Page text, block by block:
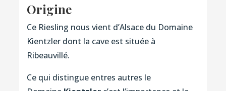
Origine
Ce Riesling nous vient d’Alsace du Domaine
Kientzler dont la cave est située à
Ribeauvillé.
Ce qui distingue entres autres le